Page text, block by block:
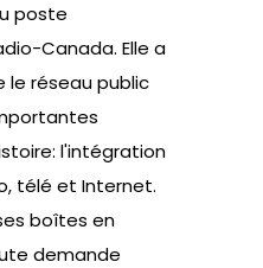
poste
Canada. Elle a
le réseau public
l'intégration
télé et Internet.
boîtes en
demande